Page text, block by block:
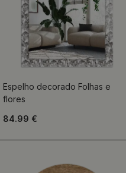
Espelho decorado Folhas e
flores
84.99 €